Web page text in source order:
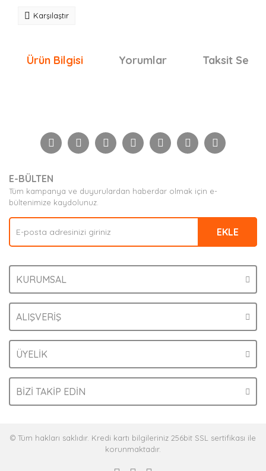
Karşılaştır
Ürün Bilgisi Yorumlar Taksit
Yorum Yaz
Görüş ve önerileriniz için teşekkür ederiz.
Ürün açıklamasında eksik bilgiler bulunuyor.
Ürün bilgilerinde hatalar bulunuyor.
Ürün fiyatı diğer sitelerden daha pahalı.
Bu ürüne benzer farklı alternatifler olmalı.
E-BÜLTEN
Tüm kampanya ve duyurulardan haberdar olmak için e-
bültenimize kaydolunuz.
EKLE
KURUMSAL
ALIŞVERİŞ
ÜYELİK
BİZİ TAKİP EDİN
© Tüm hakları saklıdır. Kredi kartı bilgileriniz 256bit SSL sertifikası ile
korunmaktadır.